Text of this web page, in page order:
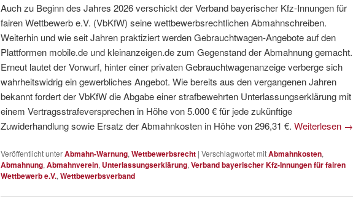
Auch zu Beginn des Jahres 2026 verschickt der Verband bayerischer Kfz-Innungen für
fairen Wettbewerb e.V. (VbKfW) seine wettbewerbsrechtlichen Abmahnschreiben.
Weiterhin und wie seit Jahren praktiziert werden Gebrauchtwagen-Angebote auf den
Plattformen mobile.de und kleinanzeigen.de zum Gegenstand der Abmahnung gemacht.
Erneut lautet der Vorwurf, hinter einer privaten Gebrauchtwagenanzeige verberge sich
wahrheitswidrig ein gewerbliches Angebot. Wie bereits aus den vergangenen Jahren
bekannt fordert der VbKfW die Abgabe einer strafbewehrten Unterlassungserklärung mit
einem Vertragsstrafeversprechen in Höhe von 5.000 € für jede zukünftige
Zuwiderhandlung sowie Ersatz der Abmahnkosten in Höhe von 296,31 €. Weiterlesen →
Veröffentlicht unterAbmahn-Warnung, Wettbewerbsrecht | Verschlagwortet mitAbmahnkosten,
Abmahnung, Abmahnverein, Unterlassungserklärung, Verband bayerischer Kfz-Innungen für fairen
Wettbewerb e.V., Wettbewerbsverband